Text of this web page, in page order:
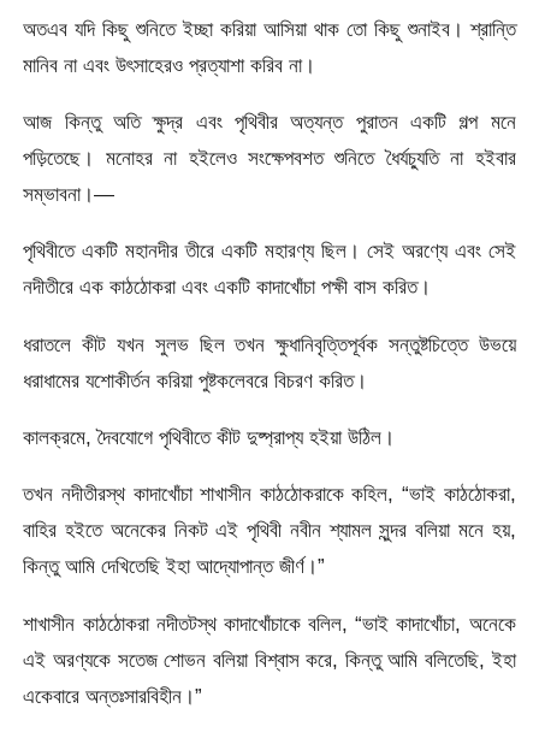
অতএব যদি কিছু শুনিতে ইচ্ছা করিয়া আসিয়া থাক তো কিছু শুনাইব। শ্রান্তি
মানিব না এবং উৎসাহেরও প্রত্যাশা করিব না।
আজ কিন্তু অতি ক্ষুদ্র এবং পৃথিবীর অত্যন্ত পুরাতন একটি গল্প মনে
পড়িতেছে। মনোহর না হইলেও সংক্ষেপবশত শুনিতে ধৈর্যচ্যুতি না হইবার
সম্ভাবনা।—
পৃথিবীতে একটি মহানদীর তীরে একটি মহারণ্য ছিল। সেই অরণ্যে এবং সেই
নদীতীরে এক কাঠঠোকরা এবং একটি কাদাখোঁচা পক্ষী বাস করিত।
ধরাতলে কীট যখন সুলভ ছিল তখন ক্ষুধানিবৃত্তিপূর্বক সন্তুষ্টচিত্তে উভয়ে
ধরাধামের যশোকীর্তন করিয়া পুষ্টকলেবরে বিচরণ করিত।
কালক্রমে, দৈবযোগে পৃথিবীতে কীট দুষ্প্রাপ্য হইয়া উঠিল।
তখন নদীতীরস্থ কাদাখোঁচা শাখাসীন কাঠঠোকরাকে কহিল, “ভাই কাঠঠোকরা,
বাহির হইতে অনেকের নিকট এই পৃথিবী নবীন শ্যামল সুন্দর বলিয়া মনে হয়,
কিন্তু আমি দেখিতেছি ইহা আদ্যোপান্ত জীর্ণ।”
শাখাসীন কাঠঠোকরা নদীতটস্থ কাদাখোঁচাকে বলিল, “ভাই কাদাখোঁচা, অনেকে
এই অরণ্যকে সতেজ শোভন বলিয়া বিশ্বাস করে, কিন্তু আমি বলিতেছি, ইহা
একেবারে অন্তঃসারবিহীন।”